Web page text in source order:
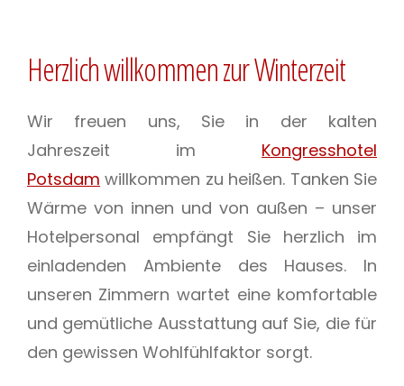
Herzlich willkommen zur Winterzeit
Wir freuen uns, Sie in der kalten
Jahreszeit im Kongresshotel
Potsdam willkommen zu heißen. Tanken Sie
Wärme von innen und von außen – unser
Hotelpersonal empfängt Sie herzlich im
einladenden Ambiente des Hauses. In
unseren Zimmern wartet eine komfortable
und gemütliche Ausstattung auf Sie, die für
den gewissen Wohlfühlfaktor sorgt.